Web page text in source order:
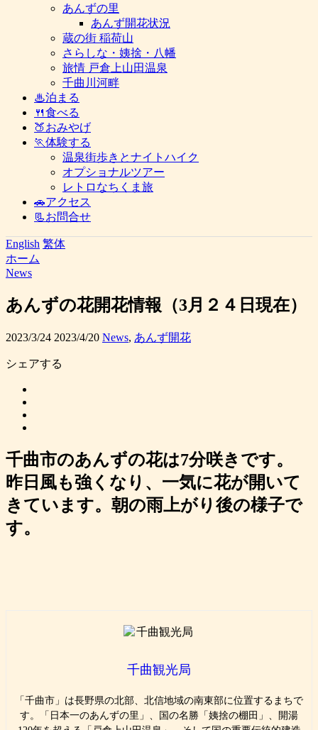
あんずの里
あんず開花状況
蔵の街 稲荷山
さらしな・姨捨・八幡
旅情 戸倉上山田温泉
千曲川河畔
♨泊まる
🍴食べる
🍑おみやげ
🏃体験する
温泉街歩きとナイトハイク
オプショナルツアー
レトロなちくま旅
🚗アクセス
📃お問合せ
English 繁体
ホーム
News
あんずの花開花情報（3月２４日現在）
2023/3/24 2023/4/20 News, あんず開花
シェアする
千曲市のあんずの花は7分咲きです。
昨日風も強くなり、一気に花が開いて
きています。朝の雨上がり後の様子で
す。
千曲観光局
「千曲市」は長野県の北部、北信地域の南東部に位置するまちで
す。「日本一のあんずの里」、国の名勝「姨捨の棚田」、開湯